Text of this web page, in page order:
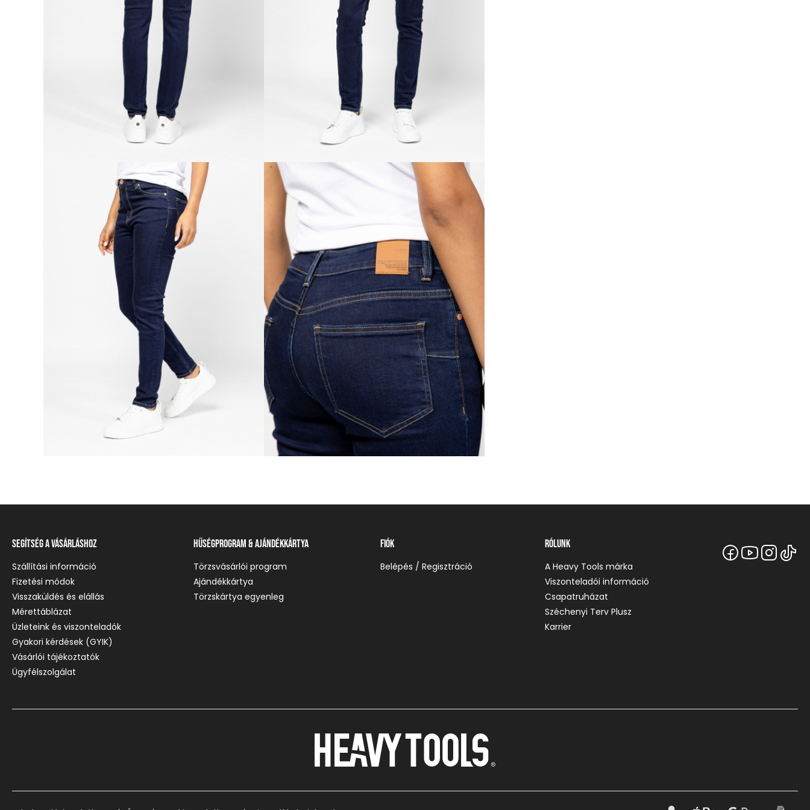
Segítség a vásárláshoz
Szállítási információ
Fizetési módok
Visszaküldés és elállás
Mérettáblázat
Üzleteink és viszonteladók
Gyakori kérdések (GYIK)
Vásárlói tájékoztatók
Ügyfélszolgálat
Hűségprogram & Ajándékkártya
Törzsvásárlói program
Ajándékkártya
Törzskártya egyenleg
Fiók
Belépés / Regisztráció
Rólunk
A Heavy Tools márka
Viszonteladói információ
Csapatruházat
Széchenyi Terv Plusz
Karrier